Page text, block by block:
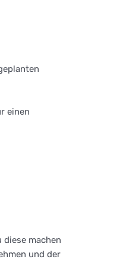
einen
machen
und der